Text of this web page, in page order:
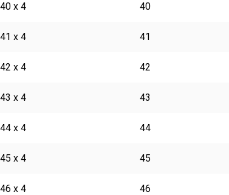
x 4 40
x 4 41
x 4 42
x 4 43
x 4 44
x 4 45
x 4 46